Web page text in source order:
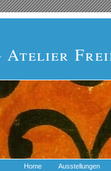
Atelier
Home Ausstellungen